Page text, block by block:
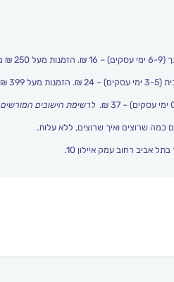
משלוח חינם.
₪ משלוח חינם.
לרשימת הישובים
כמה שרוצים ואיך שרוצים, ללא עלות.
אביב רחוב עמק איילון 10.